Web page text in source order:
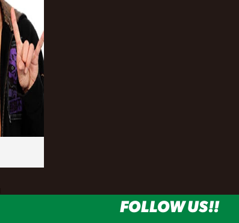
FOLLOW US!!